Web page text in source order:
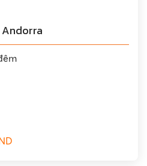
Andorra